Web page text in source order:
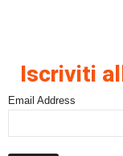
Iscriviti
Email Address